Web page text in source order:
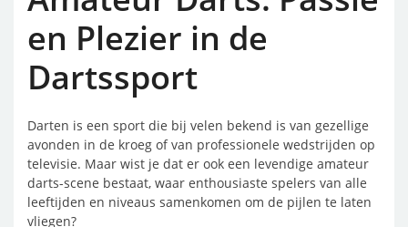
en Plezier in de
Dartssport
Darten is een sport die bij velen bekend is van gezellige
avonden in de kroeg of van professionele wedstrijden op
televisie. Maar wist je dat er ook een levendige amateur
darts-scene bestaat, waar enthousiaste spelers van alle
leeftijden en niveaus samenkomen om de pijlen te laten
vliegen?